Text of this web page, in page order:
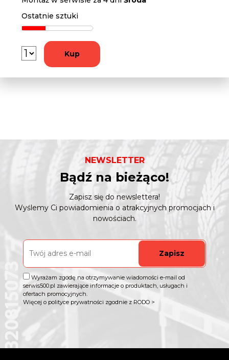
Ostatnie sztuki
Kup
NEWSLETTER
Bądź na bieżąco!
Zapisz się do newslettera!
Wyślemy Ci powiadomienia o atrakcyjnych promocjach i
nowościach.
Zapisz
Wyrażam zgodę na otrzymywanie wiadomości e-mail od
serwis500.pl zawierające informacje o produktach, usługach i
ofertach promocyjnych.
Więcej o polityce prywatności zgodnie z RODO >